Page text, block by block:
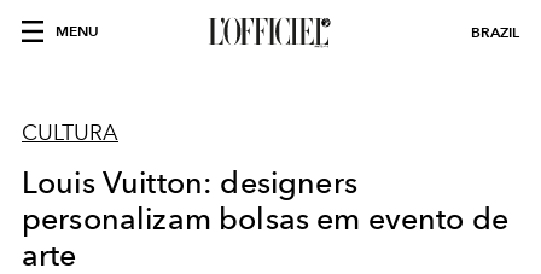
MENU BRAZIL
CULTURA
Louis Vuitton: designers
personalizam bolsas em evento de
arte